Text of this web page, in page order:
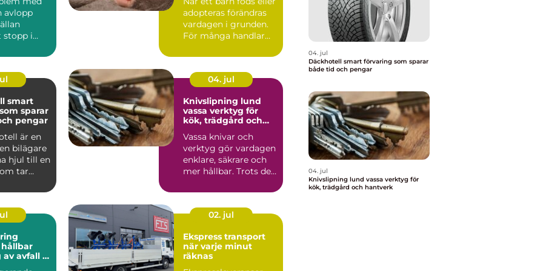
avlopp
stopp i
adopteras förändras
vardagen i grunden.
För många handlar
sparar
pengar
är en
bilägare
hjul till en
tar
04. jul
Knivslipning lund
vassa verktyg för
kök, trädgård och
Vassa knivar och
verktyg gör vardagen
enklare, säkrare och
mer hållbar. Trots det
med...
avfall i
02. jul
Ekspress transport
när varje minut
räknas
04. jul
Däckhotell smart förvaring som sparar
både tid och pengar
04. jul
Knivslipning lund vassa verktyg för
kök, trädgård och hantverk